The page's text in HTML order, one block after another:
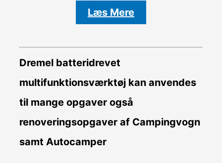
Læs Mere
Dremel batteridrevet
multifunktionsværktøj kan anvendes
til mange opgaver også
renoveringsopgaver af Campingvogn
samt Autocamper